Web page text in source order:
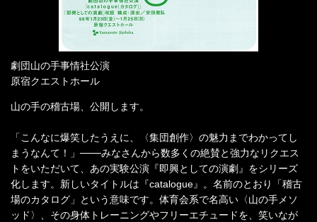
劇団山の手事情社公演
原宿クエストホール
山の手の稽古場、公開します。
「こんなに爆笑したうえに、〈集団創作〉の魅力までわかってし
まうなんて！」───みなさんから数多くの絶賛と強力なリクエス
トをいただいて、あの実験公演『即興としての演劇』をシリーズ
化します。新しいタイトルは『catalogue』。名前のとおり「稽古
場のカタログ」という意味です。体育会系で名高い〈山の手メソ
ッド〉、その身体トレーニングやフリーエチュードを、笑いなが